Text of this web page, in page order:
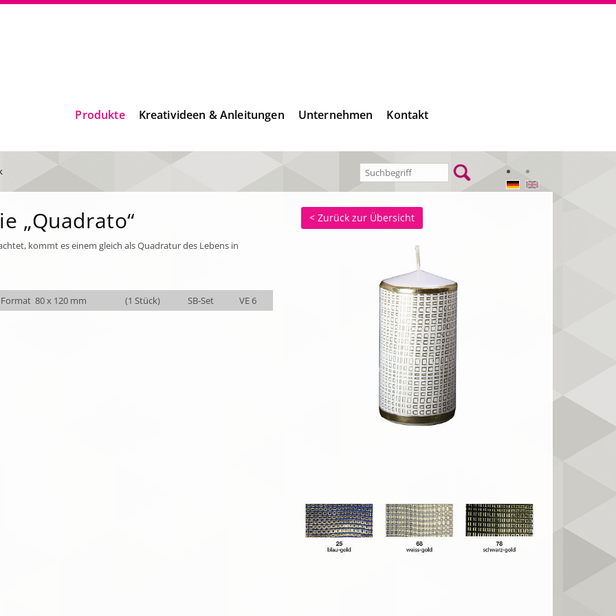
Produkte Kreativideen & Anleitungen Unternehmen Kontakt
„Quadrato“
kommt es einem gleich als Quadratur des Lebens in
Format 80 x 120 mm (1 Stück) SB-Set VE 6
< Zurück zur Übersicht